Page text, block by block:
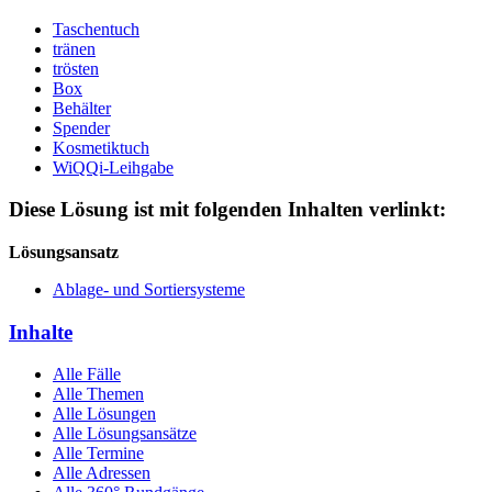
Taschentuch
tränen
trösten
Box
Behälter
Spender
Kosmetiktuch
WiQQi-Leihgabe
Diese Lösung ist mit folgenden Inhalten verlinkt:
Lösungsansatz
Ablage- und Sortiersysteme
Inhalte
Alle Fälle
Alle Themen
Alle Lösungen
Alle Lösungsansätze
Alle Termine
Alle Adressen